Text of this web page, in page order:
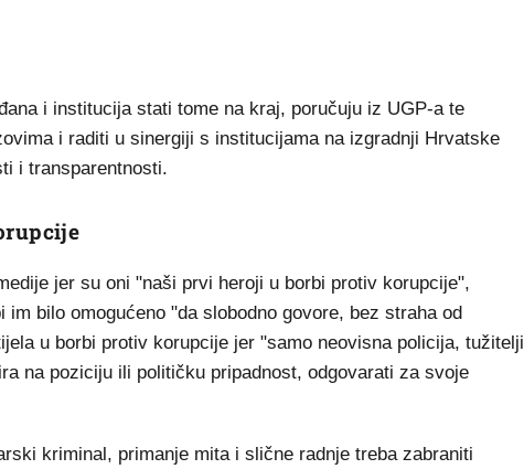
i institucija stati tome na kraj, poručuju iz UGP-a te
i raditi u sinergiji s institucijama na izgradnji Hrvatske
i transparentnosti.
jer su oni "naši prvi heroji u borbi protiv korupcije",
bilo omogućeno "da slobodno govore, bez straha od
u borbi protiv korupcije jer "samo neovisna policija, tužitelji
na poziciju ili političku pripadnost, odgovarati za svoje
kriminal, primanje mita i slične radnje treba zabraniti